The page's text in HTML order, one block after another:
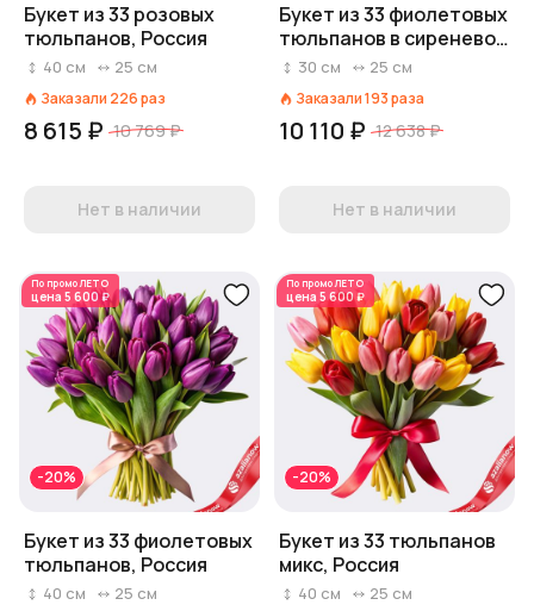
Букет из 33 розовых
тюльпанов, Россия
40 см 25 см
Заказали 226раз
8 615 ₽ 10 769 ₽
Нет в наличии
Букет из 33 фиолетовых
тюльпанов в сиреневой
коробке, Россия
30 см 25 см
Заказали193раза
10 110 ₽ 12 638 ₽
Нет в наличии
По промоЛЕТО
цена 5 600 ₽
-20%
Букет из 33 фиолетовых
тюльпанов, Россия
40 см 25 см
По промоЛЕТО
цена 5 600 ₽
-20%
Букет из 33 тюльпанов
микс, Россия
40 см 25 см